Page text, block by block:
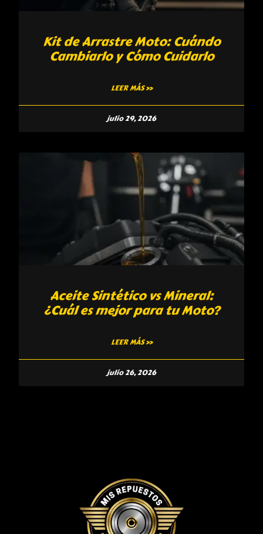
Kit de Arrastre Moto: Cuándo
Cambiarlo y Cómo Cuidarlo
LEER MÁS »
julio 29, 2026
Aceite Sintético vs Mineral:
¿Cuál es mejor para tu Moto?
LEER MÁS »
julio 26, 2026